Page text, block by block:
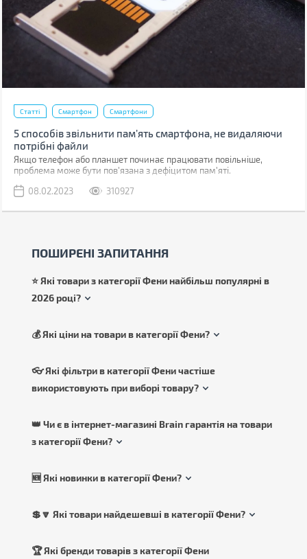
Статті Смартфон Смартфони
5 способів звільнити пам’ять смартфона, не видаляючи
потрібні файли
Якщо телефон або планшет починає працювати повільніше,
проблема може бути пов'язана з дефіцитом пам'яті.
08.02.2023
310927
ПОШИРЕНІ ЗАПИТАННЯ
⭐ Які товари з категорії Фени найбільш популярні в
2026 році?
💰 Які ціни на товари в категорії Фени?
👓 Які фільтри в категорії Фени частіше
використовують при виборі товару?
👑 Чи є в інтернет-магазині Brain гарантія на товари
з категорії Фени?
🆕 Які новинки в категорії Фени?
💲🔽 Які товари найдешевші в категорії Фени?
🏆 Які бренди товарів з категорії Фени